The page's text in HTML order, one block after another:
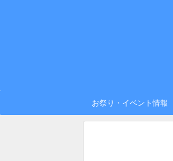
お祭り・イベント情報